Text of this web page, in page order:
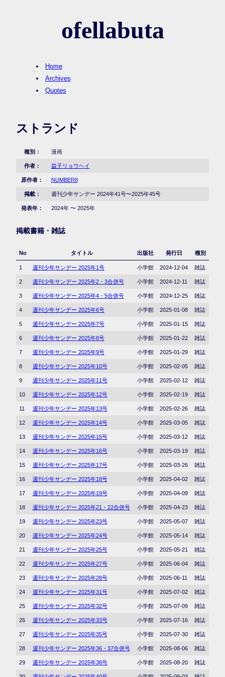
ofellabuta
Home
Archives
Quotes
ストランド
種別： 漫画
作者： 益子リョウヘイ
原作者： NUMBER8
掲載： 週刊少年サンデー 2024年41号〜2025年45号
発表年： 2024年 〜 2025年
掲載書籍・雑誌
No タイトル 出版社 発行日 種別
1 週刊少年サンデー 2025年1号 小学館 2024-12-04 雑誌
2 週刊少年サンデー 2025年2・3合併号 小学館 2024-12-11 雑誌
3 週刊少年サンデー 2025年4・5合併号 小学館 2024-12-25 雑誌
4 週刊少年サンデー 2025年6号 小学館 2025-01-08 雑誌
5 週刊少年サンデー 2025年7号 小学館 2025-01-15 雑誌
6 週刊少年サンデー 2025年8号 小学館 2025-01-22 雑誌
7 週刊少年サンデー 2025年9号 小学館 2025-01-29 雑誌
8 週刊少年サンデー 2025年10号 小学館 2025-02-05 雑誌
9 週刊少年サンデー 2025年11号 小学館 2025-02-12 雑誌
10 週刊少年サンデー 2025年12号 小学館 2025-02-19 雑誌
11 週刊少年サンデー 2025年13号 小学館 2025-02-26 雑誌
12 週刊少年サンデー 2025年14号 小学館 2025-03-05 雑誌
13 週刊少年サンデー 2025年15号 小学館 2025-03-12 雑誌
14 週刊少年サンデー 2025年16号 小学館 2025-03-19 雑誌
15 週刊少年サンデー 2025年17号 小学館 2025-03-26 雑誌
16 週刊少年サンデー 2025年18号 小学館 2025-04-02 雑誌
17 週刊少年サンデー 2025年19号 小学館 2025-04-09 雑誌
18 週刊少年サンデー 2025年21・22合併号 小学館 2025-04-23 雑誌
19 週刊少年サンデー 2025年23号 小学館 2025-05-07 雑誌
20 週刊少年サンデー 2025年24号 小学館 2025-05-14 雑誌
21 週刊少年サンデー 2025年25号 小学館 2025-05-21 雑誌
22 週刊少年サンデー 2025年27号 小学館 2025-06-04 雑誌
23 週刊少年サンデー 2025年28号 小学館 2025-06-11 雑誌
24 週刊少年サンデー 2025年31号 小学館 2025-07-02 雑誌
25 週刊少年サンデー 2025年32号 小学館 2025-07-09 雑誌
26 週刊少年サンデー 2025年33号 小学館 2025-07-16 雑誌
27 週刊少年サンデー 2025年35号 小学館 2025-07-30 雑誌
28 週刊少年サンデー 2025年36・37合併号 小学館 2025-08-06 雑誌
29 週刊少年サンデー 2025年38号 小学館 2025-08-20 雑誌